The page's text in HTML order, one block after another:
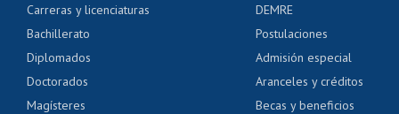
Servicio médico y
Pago de arancel y
Pago de arancel y
Certificado de títulos y
Carreras y licenciaturas
Bachillerato
Diplomados
Doctorados
Magísteres
DEMRE
Postulaciones
Admisión especial
Aranceles y créditos
Becas y beneficios